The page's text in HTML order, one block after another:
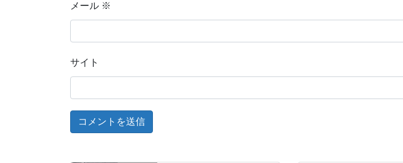
メール ※
サイト